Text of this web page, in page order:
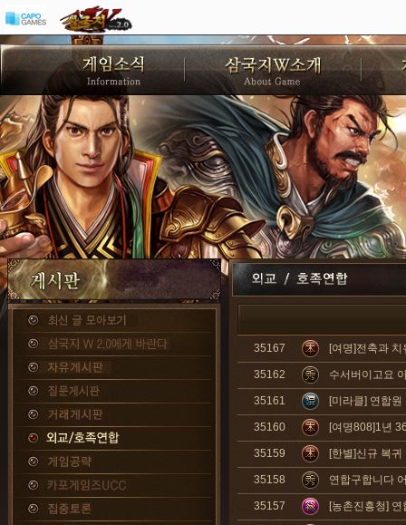
35167 [여명]전축과
35162 수서버이고요
35161 [미라클] 연합
35160 [여명808]1년
35159 [한별]신규 복귀
35158 연합구합니다
35157 [농촌진흥청]